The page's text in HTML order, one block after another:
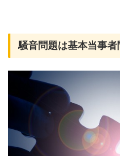
騒音問題は基本当事